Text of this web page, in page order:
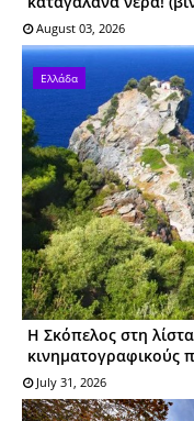
August 03, 2026
Ελλάδα
Η Σκόπελος στη
κινηματογραφικούς
July 31, 2026